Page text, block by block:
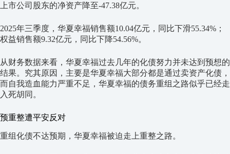
上市公司股东的净资产降至-47.38亿元。
2025年三季度，华夏幸福销售额10.04亿元，同比下滑55.34%；
权益销售额9.32亿元，同比下降54.56%。
从财务数据来看，华夏幸福过去几年的化债努力并未达到预想的
结果。究其原因，主要是华夏幸福大部分都是通过卖资产化债，
而自我造血能力严重不足，华夏幸福的债务重组之路似乎已经走
入死胡同。
预重整遭平安反对
重组化债不达预期，华夏幸福被迫走上重整之路。